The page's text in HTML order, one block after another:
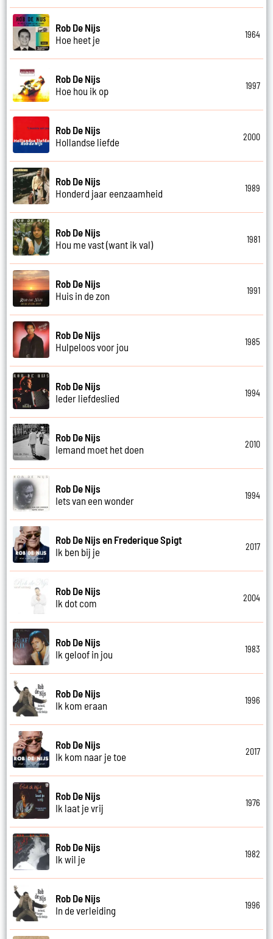
Rob De Nijs
Hoe heet je
1964
Rob De Nijs
Hoe hou ik op
1997
Rob De Nijs
Hollandse liefde
2000
Rob De Nijs
Honderd jaar eenzaamheid
1989
Rob De Nijs
Hou me vast (want ik val)
1981
Rob De Nijs
Huis in de zon
1991
Rob De Nijs
Hulpeloos voor jou
1985
Rob De Nijs
Ieder liefdeslied
1994
Rob De Nijs
Iemand moet het doen
2010
Rob De Nijs
Iets van een wonder
1994
Rob De Nijs en Frederique Spigt
Ik ben bij je
2017
Rob De Nijs
Ik dot com
2004
Rob De Nijs
Ik geloof in jou
1983
Rob De Nijs
Ik kom eraan
1996
Rob De Nijs
Ik kom naar je toe
2017
Rob De Nijs
Ik laat je vrij
1976
Rob De Nijs
Ik wil je
1982
Rob De Nijs
In de verleiding
1996